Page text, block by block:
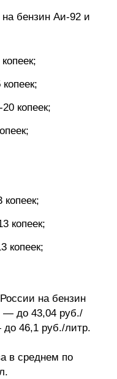
семинар
бензин Аи-92 и
копеек;
копеек;
копеек;
на бензин
— до 43,04 руб./
46,1 руб./литр.
в среднем по